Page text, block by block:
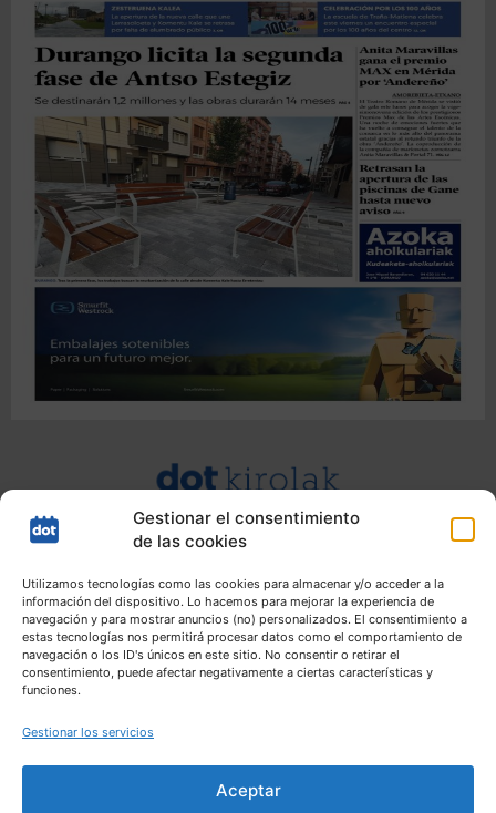
Gestionar el consentimiento
de las cookies
Utilizamos tecnologías como las cookies para almacenar y/o acceder a la
información del dispositivo. Lo hacemos para mejorar la experiencia de
navegación y para mostrar anuncios (no) personalizados. El consentimiento a
estas tecnologías nos permitirá procesar datos como el comportamiento de
navegación o los ID's únicos en este sitio. No consentir o retirar el
consentimiento, puede afectar negativamente a ciertas características y
funciones.
Gestionar los servicios
Aceptar